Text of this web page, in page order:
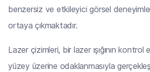
benzersiz ve etkileyici görsel
ortaya çıkmaktadır.
Lazer çizimleri, bir lazer ışığının kontrol
yüzey üzerine odaklanmasıyla